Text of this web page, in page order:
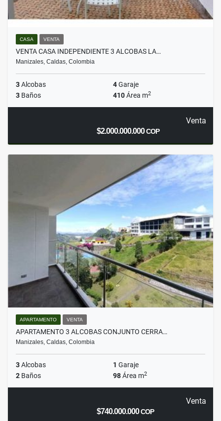
CASA VENTA
VENTA CASA INDEPENDIENTE 3 ALCOBAS LA…
Manizales, Caldas, Colombia
3Alcobas 4Garaje
3 Baños 410Área m2
Venta
$2.000.000.000COP
APARTAMENTO VENTA
APARTAMENTO 3 ALCOBAS CONJUNTO CERRA…
Manizales, Caldas, Colombia
3Alcobas 1 Garaje
2 Baños 98Área m2
Venta
$740.000.000COP